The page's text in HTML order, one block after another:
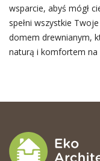
wsparcie, abyś mógł
spełni wszystkie
domem drewnianym,
naturą i komfortem na